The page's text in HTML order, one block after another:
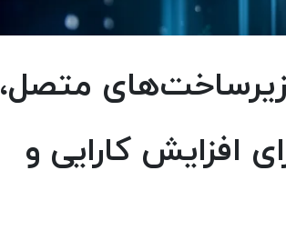
زیرساخت‌های متصل،
افزایش کارایی و